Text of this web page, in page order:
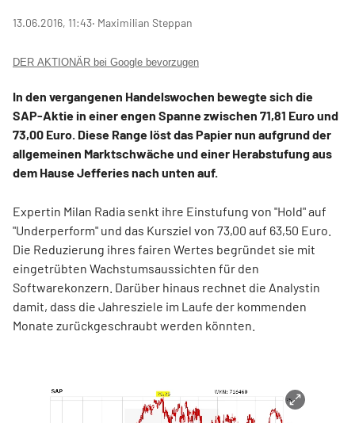
13.06.2016, 11:43‧ Maximilian Steppan
DER AKTIONÄR bei Google bevorzugen
In den vergangenen Handelswochen bewegte sich die
SAP-Aktie in einer engen Spanne zwischen 71,81 Euro und
73,00 Euro. Diese Range löst das Papier nun aufgrund der
allgemeinen Marktschwäche und einer Herabstufung aus
dem Hause Jefferies nach unten auf.
Expertin Milan Radia senkt ihre Einstufung von "Hold" auf
"Underperform" und das Kursziel von 73,00 auf 63,50 Euro.
Die Reduzierung ihres fairen Wertes begründet sie mit
eingetrübten Wachstumsaussichten für den
Softwarekonzern. Darüber hinaus rechnet die Analystin
damit, dass die Jahresziele im Laufe der kommenden
Monate zurückgeschraubt werden könnten.